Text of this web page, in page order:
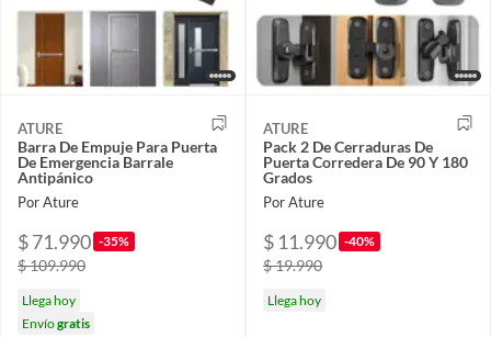
ATURE
Barra De Empuje Para Puerta
De Emergencia Barrale
Antipánico
Por Ature
$ 71.990 -35%
$ 109.990
Llega hoy
Envíogratis
ATURE
Pack 2 De Cerraduras De
Puerta Corredera De 90 Y 180
Grados
Por Ature
$ 11.990 -40%
$ 19.990
Llega hoy